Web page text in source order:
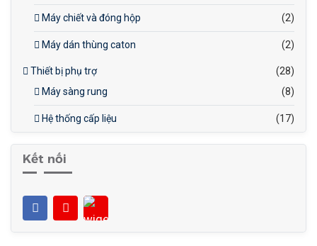
Máy chiết và đóng hộp (2)
Máy dán thùng caton (2)
Thiết bị phụ trợ
(28)
Máy sàng rung
(8)
Hệ thống cấp liệu (17)
Kết nối